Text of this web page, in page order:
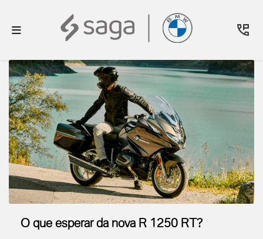
O que esperar da nova R 1250 RT?